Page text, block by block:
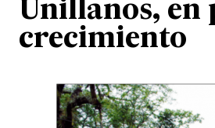
Unillanos, en
crecimiento